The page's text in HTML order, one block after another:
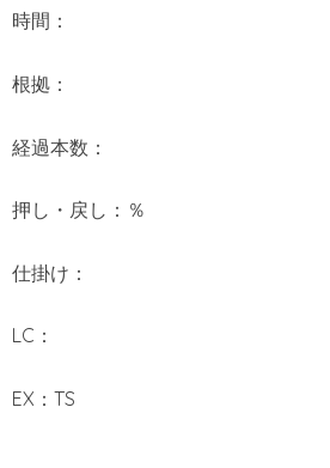
時間：
根拠：
経過本数：
押し・戻し：％
仕掛け：
LC：
EX：TS